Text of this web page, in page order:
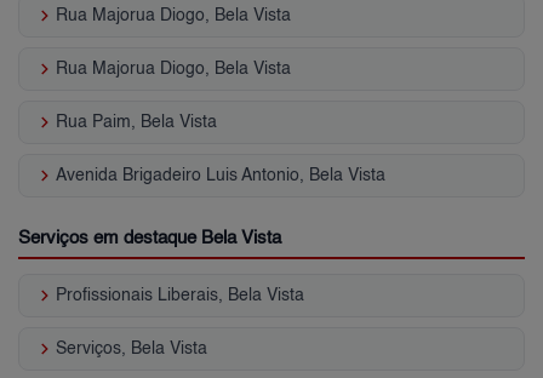
keyboard_arrow_right Rua Majorua Diogo, Bela Vista
keyboard_arrow_right Rua Majorua Diogo, Bela Vista
keyboard_arrow_right Rua Paim, Bela Vista
keyboard_arrow_right Avenida Brigadeiro Luis Antonio, Bela Vista
Serviços em destaque Bela Vista
keyboard_arrow_right Profissionais Liberais, Bela Vista
keyboard_arrow_right Serviços, Bela Vista